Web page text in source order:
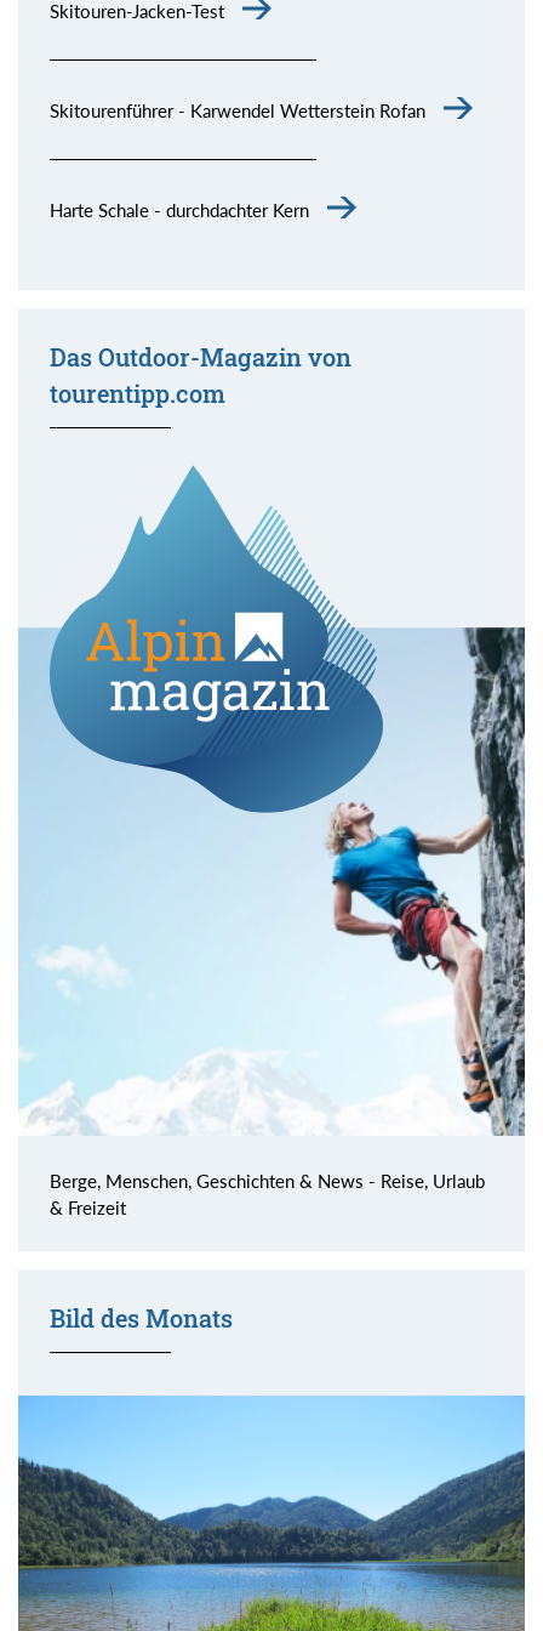
Skitouren-Jacken-Test
Skitourenführer - Karwendel Wetterstein Rofan
Harte Schale - durchdachter Kern
Das Outdoor-Magazin von
tourentipp.com
Berge, Menschen, Geschichten & News - Reise, Urlaub
& Freizeit
Bild des Monats